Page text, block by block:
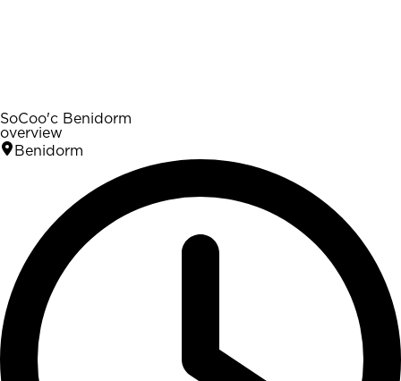
SoCoo'c Benidorm
overview
Benidorm